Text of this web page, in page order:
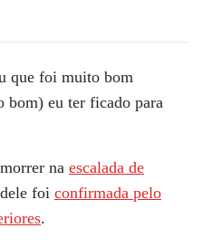
que foi muito bom
bom) eu ter ficado para
na escalada de
foi confirmada pelo
.